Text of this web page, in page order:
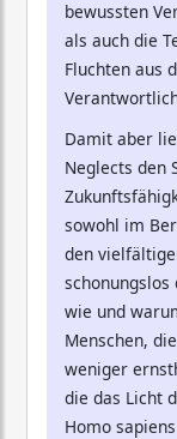
bewussten
als auch die
Fluchten aus
Damit aber
Neglects den
sowohl im
den
wie und
Menschen,
weniger
die das Licht
Homo